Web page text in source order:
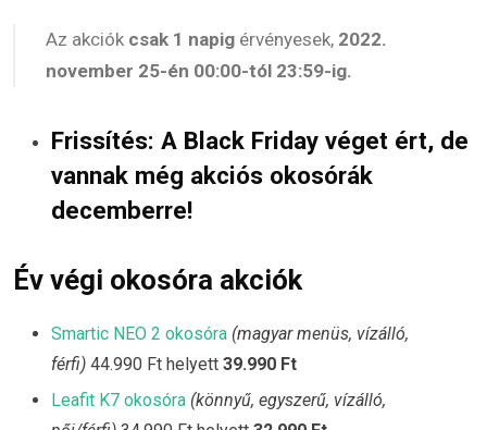
Az akciók csak 1 napig érvényesek, 2022.
november 25-én 00:00-tól 23:59-ig.
Frissítés: A Black Friday véget ért, de
vannak még akciós okosórák
decemberre!
Év végi okosóra akciók
Smartic NEO 2 okosóra (magyar menüs, vízálló,
férfi) 44.990 Ft helyett 39.990 Ft
Leafit K7 okosóra (könnyű, egyszerű, vízálló,